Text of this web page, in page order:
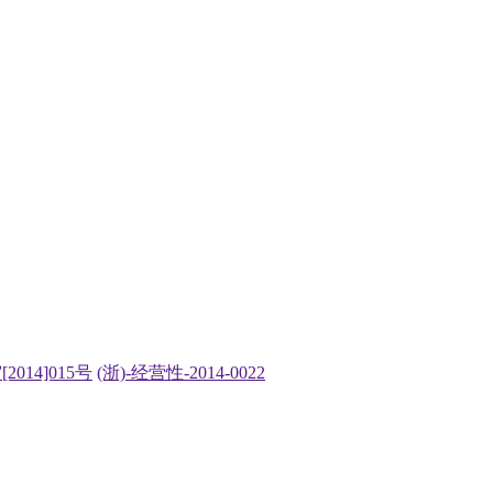
号 (浙)-经营性-2014-0022